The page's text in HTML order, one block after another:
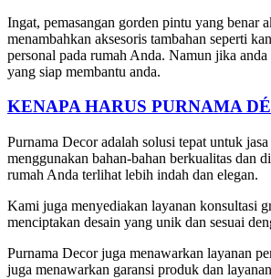
Ingat, pemasangan gorden pintu yang benar
menambahkan aksesoris tambahan seperti
personal pada rumah Anda. Namun jika
yang siap membantu anda.
KENAPA HARUS PURNAMA
Purnama Decor adalah solusi tepat untuk
menggunakan bahan-bahan berkualitas dan
rumah Anda terlihat lebih indah dan elegan.
Kami juga menyediakan layanan konsultasi
menciptakan desain yang unik dan sesuai
Purnama Decor juga menawarkan layanan
juga menawarkan garansi produk dan